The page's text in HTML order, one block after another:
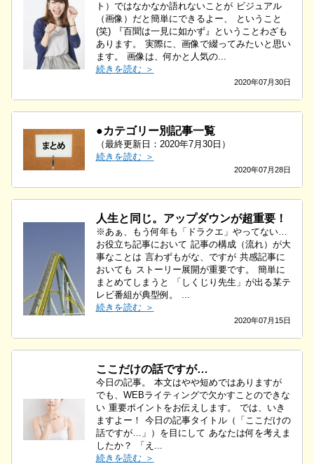
ト）ではなかなか語れないことが ビジュアル
（画像）だと簡単にできるよー、 ということ
(笑) 『百聞は一見に如かず』ということわざも
あります。 実際に、画像で綴ってみたいと思い
ます。 画像は、何かと人気の...
続きを読む ＞
2020年07月30日
●カテゴリー別記事一覧
（最終更新日：2020年7月30日）
続きを読む ＞
2020年07月28日
人生と同じ。アップダウンが超重要！
※あぁ、もう何年も「ドラクエ」やってない…
お役立ち記事において 記事の構成（流れ）が大
事なことは 言わずもがな、ですが 共感記事に
おいても ストーリー展開が重要です。 簡単に
まとめてしまうと 「しくじり先生」が出る某テ
レビ番組が典型例。 ...
続きを読む ＞
2020年07月15日
ここだけの話ですが…
今日の記事。 本文はやや短めではありますが
でも、WEBライティングで欠かすことのできな
い 重要ポイントをお伝えします。 では、いき
ますよー！ 今日の記事タイトル（「ここだけの
話ですが…」）を目にして あなたは何を考えま
したか？ 「え...
続きを読む ＞